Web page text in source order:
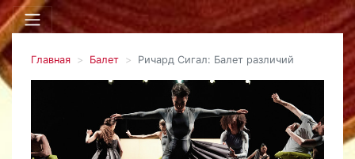
Главная Балет Ричард Сигал: Балет различий